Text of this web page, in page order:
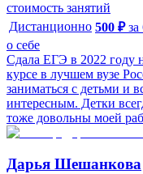
стоимость занятий
Дистанционно 500 ₽ за
о себе
Сдала ЕГЭ в 2022 году
курсе в лучшем вузе
заниматься с детьми и
интересным. Детки
тоже довольны моей
Дарья Шешанкова